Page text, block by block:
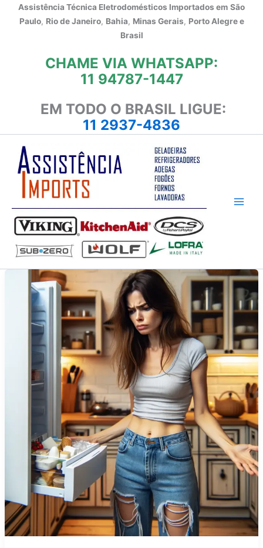
Assistência Técnica Eletrodomésticos Importados em São
Paulo, Rio de Janeiro, Bahia, Minas Gerais, Porto Alegre e
Brasil
CHAME VIA WHATSAPP:
11 94787-1447
EM TODO O BRASIL LIGUE:
11 2937-4836